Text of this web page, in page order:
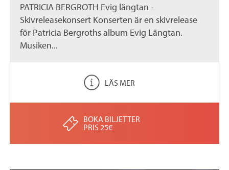
PATRICIA BERGROTH Evig längtan -
Skivreleasekonsert Konserten är en skivrelease
för Patricia Bergroths album Evig Längtan.
Musiken...
LÄS MER
BOKA BILJETTER
PRIS 25€